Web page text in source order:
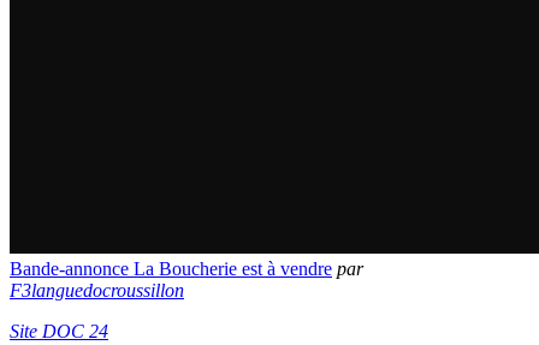
Bande-annonce La Boucherie est à vendre par
F3languedocroussillon
Site DOC 24